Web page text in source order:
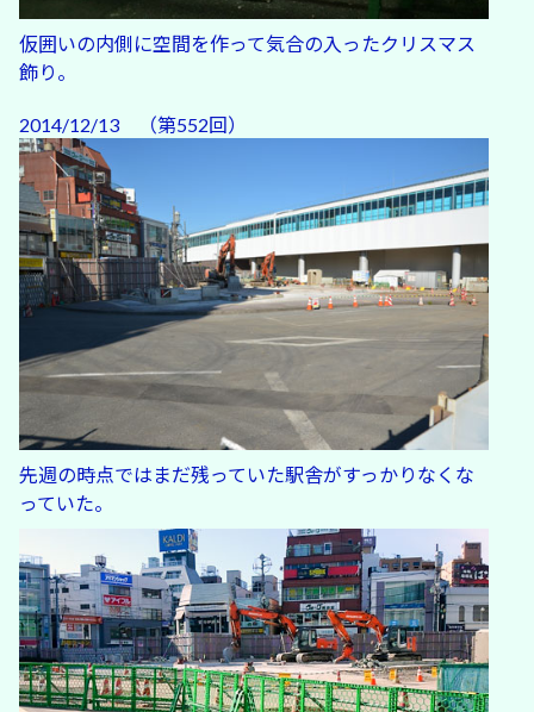
仮囲いの内側に空間を作って気合の入ったクリスマス
飾り。
2014/12/13 （第552回）
先週の時点ではまだ残っていた駅舎がすっかりなくな
っていた。